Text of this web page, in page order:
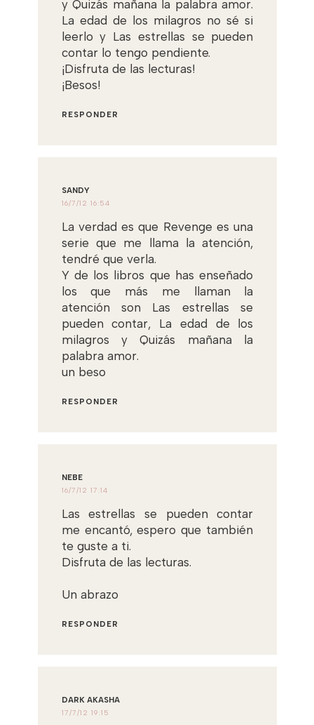
y Quizás mañana la palabra amor.
La edad de los milagros no sé si
leerlo y Las estrellas se pueden
contar lo tengo pendiente.
¡Disfruta de las lecturas!
¡Besos!
RESPONDER
SANDY
16/7/12 16:54
La verdad es que Revenge es una
serie que me llama la atención,
tendré que verla.
Y de los libros que has enseñado
los que más me llaman la
atención son Las estrellas se
pueden contar, La edad de los
milagros y Quizás mañana la
palabra amor.
un beso
RESPONDER
NEBE
16/7/12 17:14
Las estrellas se pueden contar
me encantó, espero que también
te guste a ti.
Disfruta de las lecturas.
Un abrazo
RESPONDER
DARK AKASHA
17/7/12 19:15